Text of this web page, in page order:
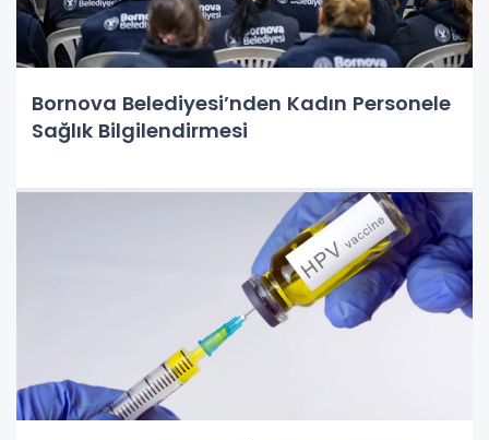
Bornova Belediyesi’nden Kadın Personele
Sağlık Bilgilendirmesi